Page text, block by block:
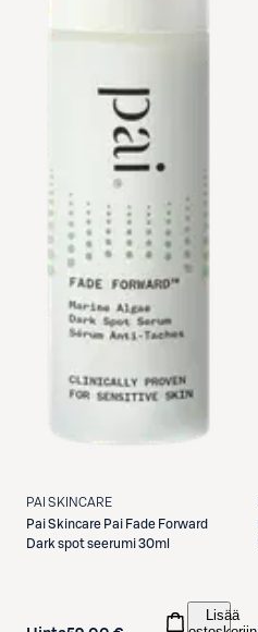
PAI SKINCARE
Pai Skincare Pai Fade Forward
Dark spot seerumi 30ml
Lisää